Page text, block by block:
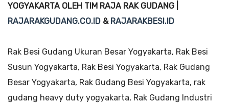
YOGYAKARTA OLEH TIM RAJA RAK GUDANG |
RAJARAKGUDANG.CO.ID & RAJARAKBESI.ID
Rak Besi Gudang Ukuran Besar Yogyakarta, Rak Besi
Susun Yogyakarta, Rak Besi Yogyakarta, Rak Gudang
Besar Yogyakarta, Rak Gudang Besi Yogyakarta, rak
gudang heavy duty yogyakarta, Rak Gudang Industri